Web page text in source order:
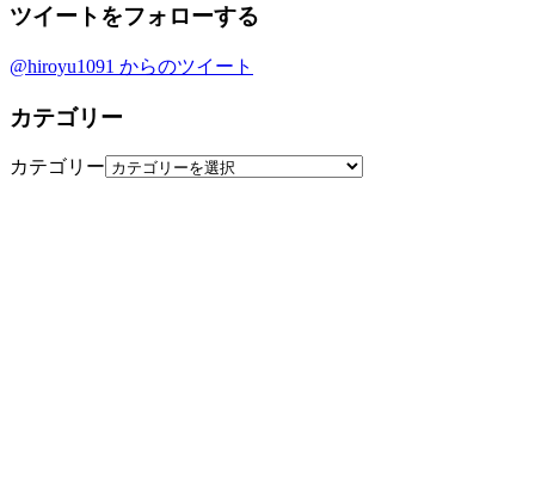
ツイートをフォローする
@hiroyu1091 からのツイート
カテゴリー
カテゴリー